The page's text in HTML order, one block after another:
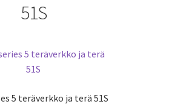
51S
5 teräverkko ja terä 51S